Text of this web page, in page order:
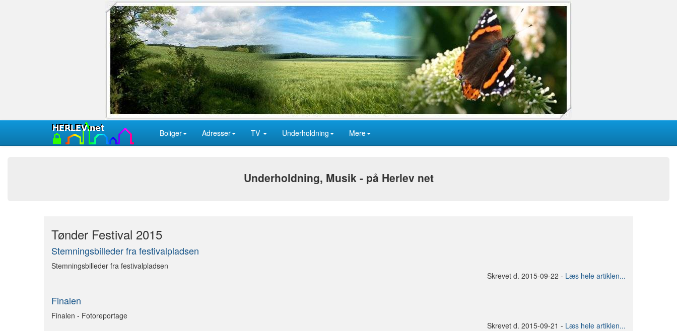
Boliger Adresser TV Underholdning Mere
Underholdning, Musik - på Herlev net
Tønder Festival 2015
Stemningsbilleder fra festivalpladsen
Stemningsbilleder fra festivalpladsen
Skrevet d. 2015-09-22 - Læs hele artiklen...
Finalen
Finalen - Fotoreportage
Skrevet d. 2015-09-21 - Læs hele artiklen...